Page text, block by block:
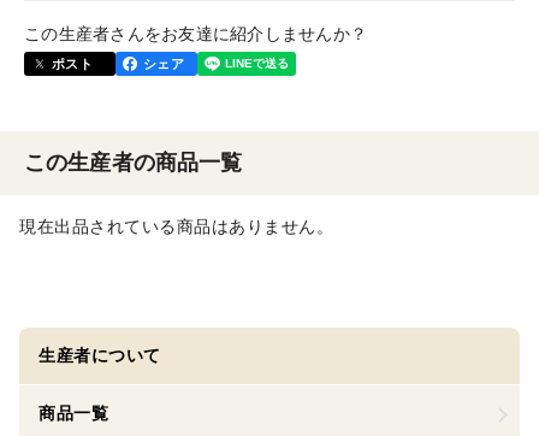
この生産者さんをお友達に紹介しませんか？
ポスト シェア
この生産者の商品一覧
現在出品されている商品はありません。
生産者について
商品一覧